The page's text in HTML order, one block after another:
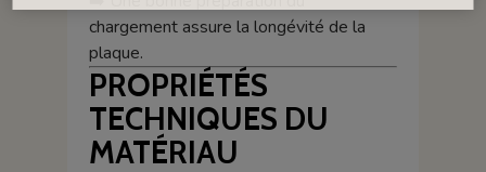
chargement assure la longévité de la
plaque.
PROPRIÉTÉS
TECHNIQUES DU
MATÉRIAU